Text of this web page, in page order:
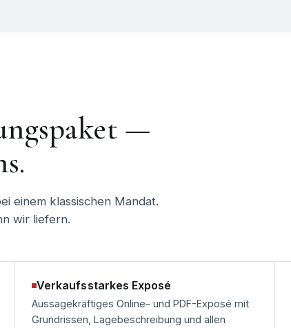
—
einem klassischen Mandat.
wir liefern.
Verkaufsstarkes Exposé
Aussagekräftiges Online- und PDF-Exposé mit
Grundrissen, Lagebeschreibung und allen